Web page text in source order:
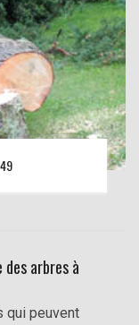
arbres à
qui peuvent